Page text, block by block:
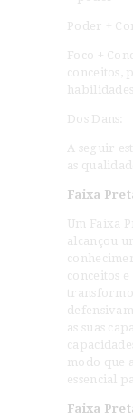
Poder +
Foco +
conceitos,
Dos Dans:
A seguir
as
Faixa
Um Faixa
alcançou
conceitos
as suas
modo que
essencial
Faixa